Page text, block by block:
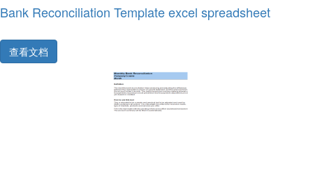
Bank Reconciliation Template excel spreadsheet
查看文档